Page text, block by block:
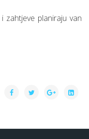
zahtjeve planiraju van